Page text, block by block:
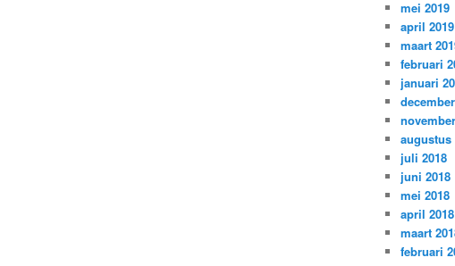
mei 2019
april 2019
maart
februari
januari
augustus
juli 2018
juni 2018
mei 2018
april 2018
maart
februari